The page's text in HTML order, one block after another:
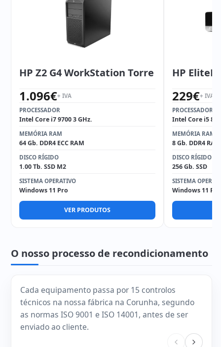
HP Z2 G4 WorkStation Torre
1.096€+ IVA
PROCESSADOR
Intel Core i7 9700 3 GHz.
MEMÓRIA RAM
64 Gb. DDR4 ECC RAM
DISCO RÍGIDO
1.00 Tb. SSD M2
SISTEMA OPERATIVO
Windows 11 Pro
VER PRODUTOS
HP
229€+ IVA
PROCESSADOR
Intel Core i5
MEMÓRIA RAM
8 Gb. DDR4 RAM
DISCO RÍGIDO
256 Gb. SSD
SISTEMA
Windows 11 Pro
O nosso processo de recondicionamento
Cada equipamento passa por 15 controlos
técnicos na nossa fábrica na Corunha, segundo
as normas ISO 9001 e ISO 14001, antes de ser
enviado ao cliente.